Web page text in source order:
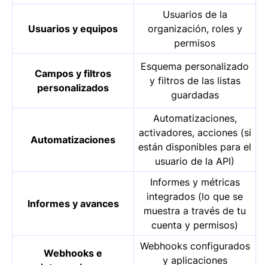
Usuarios y equipos
Usuarios de la
organización, roles y
permisos
Campos y filtros
personalizados
Esquema personalizado
y filtros de las listas
guardadas
Automatizaciones
Automatizaciones,
activadores, acciones (si
están disponibles para el
usuario de la API)
Informes y avances
Informes y métricas
integrados (lo que se
muestra a través de tu
cuenta y permisos)
Webhooks e
Webhooks configurados
y aplicaciones